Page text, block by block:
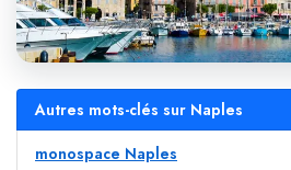
Autres mots-clés sur Naples
monospace Naples